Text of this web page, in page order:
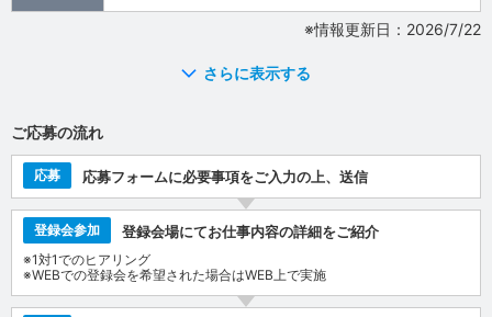
※情報更新日：2026/7/22
さらに表示する
ご応募の流れ
応募 応募フォームに必要事項をご入力の上、送信
登録会参加 登録会場にてお仕事内容の詳細をご紹介
※1対1でのヒアリング
※WEBでの登録会を希望された場合はWEB上で実施